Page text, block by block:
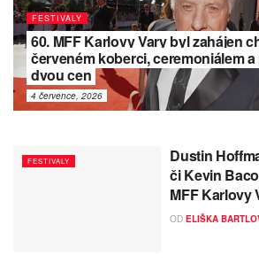
FESTIVALY
60. MFF Karlovy Vary byl zahájen
červeném koberci, ceremoniálem
dvou cen
4 července, 2026
FESTIVALY
Dustin
či Kevin
MFF Karlovy
OD ELIŠKA